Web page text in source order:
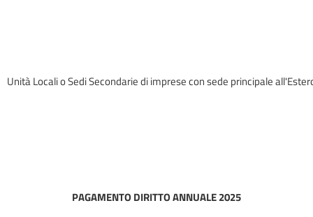
Unità Locali o Sedi Secondarie di imprese con sede principale
PAGAMENTO DIRITTO ANNUALE 2025